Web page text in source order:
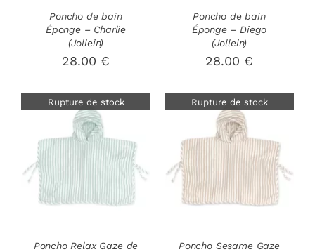
Poncho de bain
Éponge – Charlie
(Jollein)
28.00 €
Poncho de bain
Éponge – Diego
(Jollein)
28.00 €
Rupture de stock
Poncho Relax Gaze de
Rupture de stock
DÉTAILS
Poncho Sesame Gaze